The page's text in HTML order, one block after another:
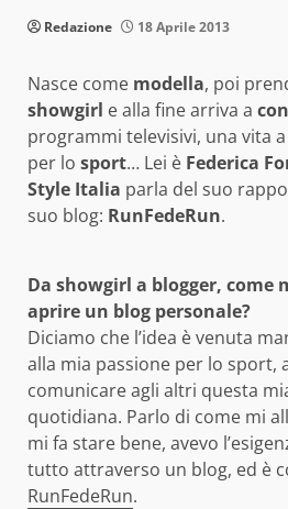
Redazione 18 Aprile 2013
Nasce come modella, poi
showgirl e alla fine arriva a
programmi televisivi, una vita
per lo sport… Lei è Federica
Style Italia parla del suo
suo blog: RunFedeRun.
Da showgirl a blogger, come
aprire un blog personale?
Diciamo che l’idea è venuta
alla mia passione per lo sport,
comunicare agli altri questa
quotidiana. Parlo di come mi
mi fa stare bene, avevo
tutto attraverso un blog, ed è
RunFedeRun.